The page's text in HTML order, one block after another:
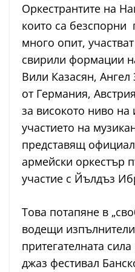
Оркестрантите на
които са безспорни
много опит,
свирили формации
Вили Казасян, Ангел
от Германия,
за високото ниво на
участието на
представящ
армейски оркестър
участие с Йълдъз
Това потапяне в
водещи
притегателната
джаз фестивал